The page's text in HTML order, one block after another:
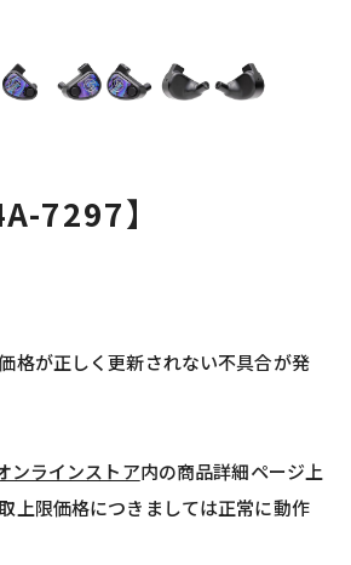
7297】
格が正しく更新されない不具合が発
ンラインストア内の商品詳細ページ上
上限価格につきましては正常に動作